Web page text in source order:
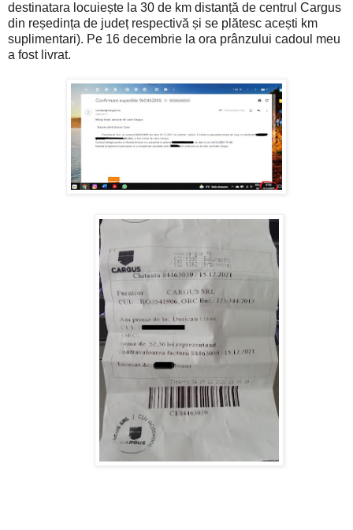
destinatara locuiește la 30 de km distanță de centrul Cargus
din reședința de județ respectivă și se plătesc acești km
suplimentari). Pe 16 decembrie la ora prânzului cadoul meu
a fost livrat.